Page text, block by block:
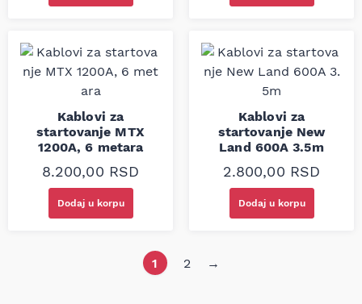
Kablovi za
startovanje MTX
1200A, 6 metara
8.200,00 RSD
Dodaj u korpu
Kablovi za
startovanje New
Land 600A 3.5m
2.800,00 RSD
Dodaj u korpu
1 2 →